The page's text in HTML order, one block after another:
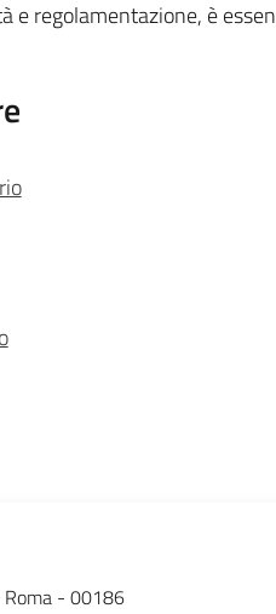
e regolamentazione, è
Roma - 00186